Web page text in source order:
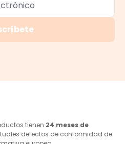
tienen 24 meses de
defectos de conformidad de